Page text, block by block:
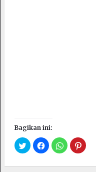
Bagikan ini: